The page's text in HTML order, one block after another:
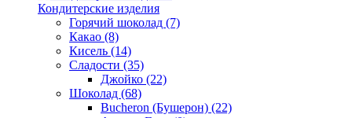
Кондитерские изделия
Горячий шоколад (7)
Какао (8)
Кисель (14)
Сладости (35)
Джойко (22)
Шоколад (68)
Bucheron (Бушерон) (22)